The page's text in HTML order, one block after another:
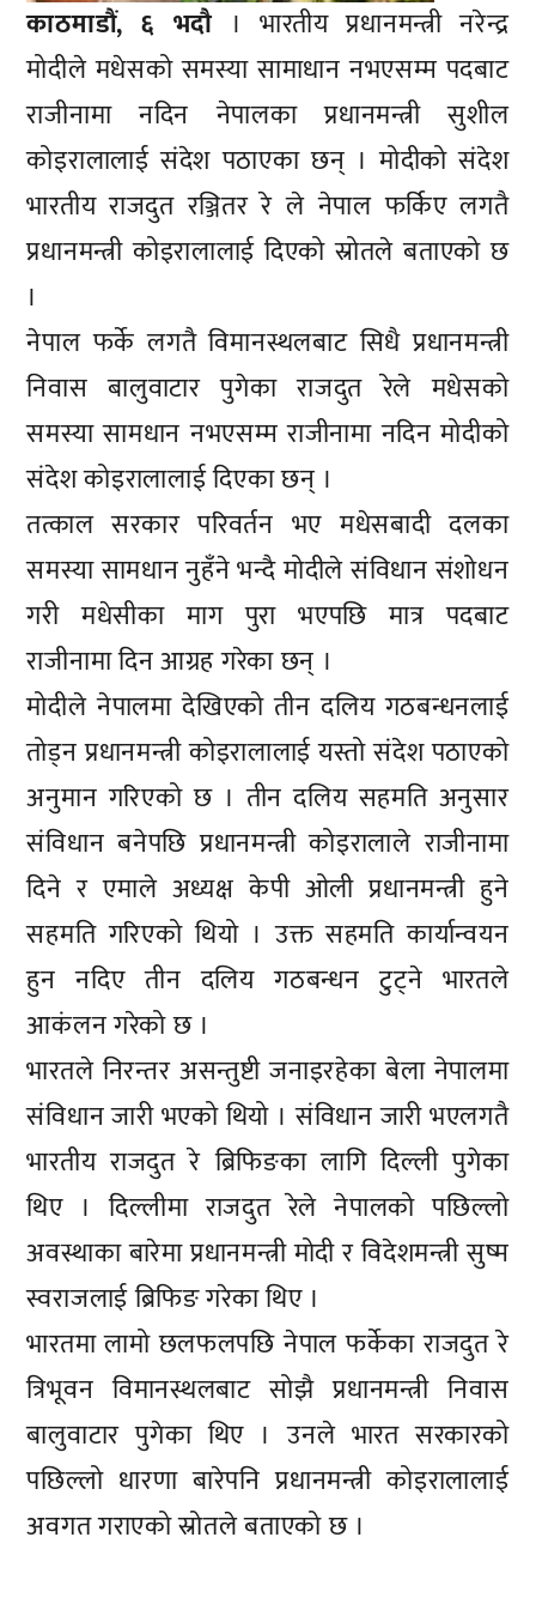
काठमाडौं, ६ भदौ । भारतीय प्रधानमन्त्री नरेन्द्र
मोदीले मधेसको समस्या सामाधान नभएसम्म पदबाट
राजीनामा नदिन नेपालका प्रधानमन्त्री सुशील
कोइरालालाई संदेश पठाएका छन् । मोदीको संदेश
भारतीय राजदुत रञ्जितर रे ले नेपाल फर्किए लगतै
प्रधानमन्त्री कोइरालालाई दिएको स्रोतले बताएको छ
।
नेपाल फर्के लगतै विमानस्थलबाट सिधै प्रधानमन्त्री
निवास बालुवाटार पुगेका राजदुत रेले मधेसको
समस्या सामधान नभएसम्म राजीनामा नदिन मोदीको
संदेश कोइरालालाई दिएका छन् ।
तत्काल सरकार परिवर्तन भए मधेसबादी दलका
समस्या सामधान नुहँने भन्दै मोदीले संविधान संशोधन
गरी मधेसीका माग पुरा भएपछि मात्र पदबाट
राजीनामा दिन आग्रह गरेका छन् ।
मोदीले नेपालमा देखिएको तीन दलिय गठबन्धनलाई
तोड्न प्रधानमन्त्री कोइरालालाई यस्तो संदेश पठाएको
अनुमान गरिएको छ । तीन दलिय सहमति अनुसार
संविधान बनेपछि प्रधानमन्त्री कोइरालाले राजीनामा
दिने र एमाले अध्यक्ष केपी ओली प्रधानमन्त्री हुने
सहमति गरिएको थियो । उक्त सहमति कार्यान्वयन
हुन नदिए तीन दलिय गठबन्धन टुट्ने भारतले
आकंलन गरेको छ ।
भारतले निरन्तर असन्तुष्टी जनाइरहेका बेला नेपालमा
संविधान जारी भएको थियो । संविधान जारी भएलगतै
भारतीय राजदुत रे ब्रिफिङका लागि दिल्ली पुगेका
थिए । दिल्लीमा राजदुत रेले नेपालको पछिल्लो
अवस्थाका बारेमा प्रधानमन्त्री मोदी र विदेशमन्त्री सुष्म
स्वराजलाई ब्रिफिङ गरेका थिए ।
भारतमा लामो छलफलपछि नेपाल फर्केका राजदुत रे
त्रिभूवन विमानस्थलबाट सोझै प्रधानमन्त्री निवास
बालुवाटार पुगेका थिए । उनले भारत सरकारको
पछिल्लो धारणा बारेपनि प्रधानमन्त्री कोइरालालाई
अवगत गराएको स्रोतले बताएको छ ।